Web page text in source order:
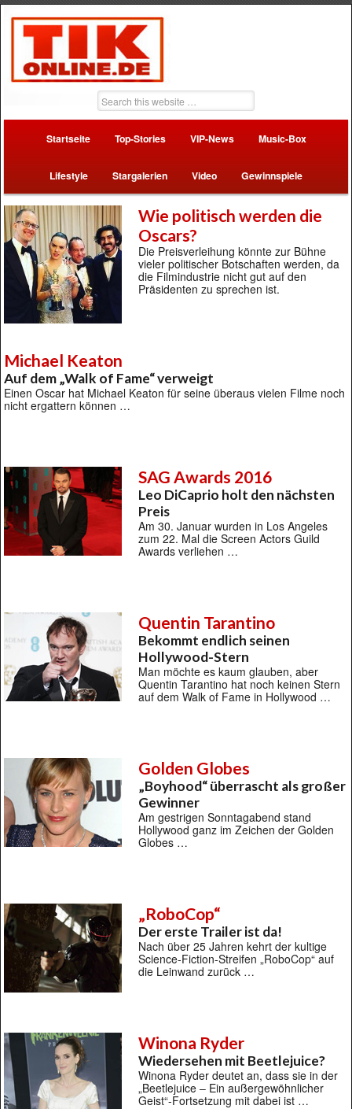
Startseite Top-Stories VIP-News Music-Box
Lifestyle Stargalerien Video Gewinnspiele
Wie politisch werden die
Oscars?
Die Preisverleihung könnte zur Bühne
vieler politischer Botschaften werden, da
die Filmindustrie nicht gut auf den
Präsidenten zu sprechen ist.
Michael Keaton
Auf dem „Walk of Fame“ verweigt
Einen Oscar hat Michael Keaton für seine überaus vielen Filme noch
nicht ergattern können …
SAG Awards 2016
Leo DiCaprio holt den nächsten
Preis
Am 30. Januar wurden in Los Angeles
zum 22. Mal die Screen Actors Guild
Awards verliehen …
Quentin Tarantino
Bekommt endlich seinen
Hollywood-Stern
Man möchte es kaum glauben, aber
Quentin Tarantino hat noch keinen Stern
auf dem Walk of Fame in Hollywood …
Golden Globes
„Boyhood“ überrascht als großer
Gewinner
Am gestrigen Sonntagabend stand
Hollywood ganz im Zeichen der Golden
Globes …
„RoboCop“
Der erste Trailer ist da!
Nach über 25 Jahren kehrt der kultige
Science-Fiction-Streifen „RoboCop“ auf
die Leinwand zurück …
Winona Ryder
Wiedersehen mit Beetlejuice?
Winona Ryder deutet an, dass sie in der
„Beetlejuice – Ein außergewöhnlicher
Geist“-Fortsetzung mit dabei ist …